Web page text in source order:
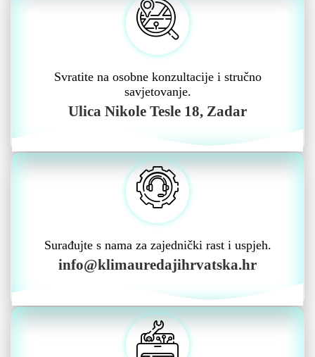
Svratite na osobne konzultacije i stručno
savjetovanje.
Ulica Nikole Tesle 18, Zadar
Surađujte s nama za zajednički rast i uspjeh.
info@klimauredajihrvatska.hr